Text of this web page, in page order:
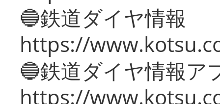
🔵鉄道ダイヤ情報
https://
🔵鉄道ダイヤ情報ア
https://